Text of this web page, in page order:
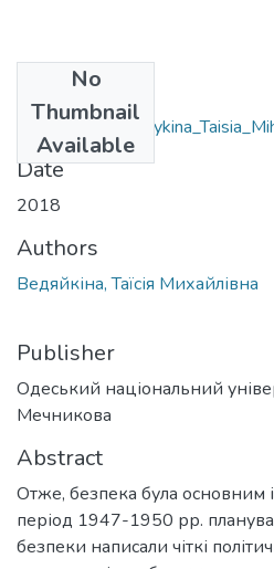
No
Thumbnail
Available
6.030201_
Date
2018
Authors
Ведяйкіна, Таїсія Михайлівна
Publisher
Одеський національний
Мечникова
Abstract
Отже, безпека була
період 1947-1950 рр.
безпеки написали чіткі